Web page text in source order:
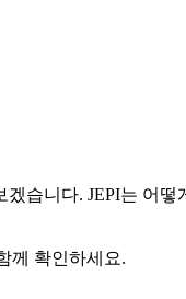
겠습니다. JEPI는 어
께 확인하세요.